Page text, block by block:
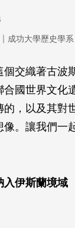
｜ 成功大學歷史學系
個交織著古波
合國世界文化
的，以及其對
像。讓我們一
入伊斯蘭境域